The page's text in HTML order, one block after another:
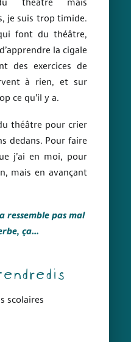
théâtre mais
je suis trop timide.
font du théâtre,
la cigale
des exercices de
à rien, et sur
ce qu’il y a.
théâtre pour crier
dedans. Pour faire
j’ai en moi, pour
mais en avançant
ressemble pas mal
ça…
scolaires